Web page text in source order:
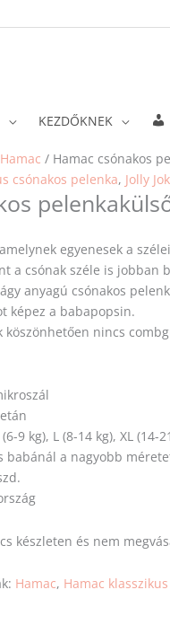
KEZDŐKNEK
Hamac / Hamac csónakos
csónakos pelenka, Jolly
egyenesek a
a csónak széle is jobban
anyagú csónakos
képez a babapopsin.
köszönhetően nincs
9 kg), L (8-14 kg), XL
babánál a nagyobb
készleten és nem
Hamac, Hamac